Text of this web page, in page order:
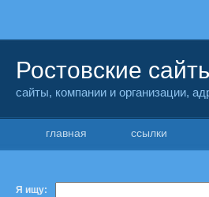
Ростовские
сайты, компании и организации,
главная ссылки
Я ищу: